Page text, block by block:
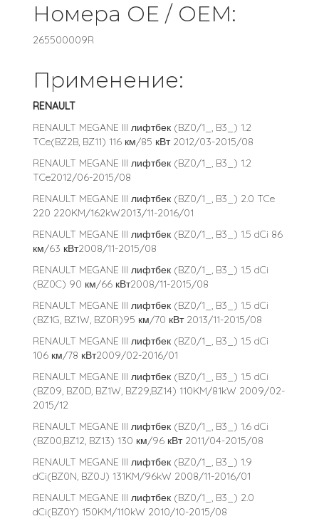
Номера OE / OEM:
265500009R
Применение:
RENAULT
RENAULT MEGANE III лифтбек (BZ0/1_, B3_) 1.2
TCe(BZ2B, BZ11) 116 км/85 кВт 2012/03-2015/08
RENAULT MEGANE III лифтбек (BZ0/1_, B3_) 1.2
TCe2012/06-2015/08
RENAULT MEGANE III лифтбек (BZ0/1_, B3_) 2.0 TCe
220 220KM/162kW2013/11-2016/01
RENAULT MEGANE III лифтбек (BZ0/1_, B3_) 1.5 dCi 86
км/63 кВт2008/11-2015/08
RENAULT MEGANE III лифтбек (BZ0/1_, B3_) 1.5 dCi
(BZ0C) 90 км/66 кВт2008/11-2015/08
RENAULT MEGANE III лифтбек (BZ0/1_, B3_) 1.5 dCi
(BZ1G, BZ1W, BZ0R)95 км/70 кВт 2013/11-2015/08
RENAULT MEGANE III лифтбек (BZ0/1_, B3_) 1.5 dCi
106 км/78 кВт2009/02-2016/01
RENAULT MEGANE III лифтбек (BZ0/1_, B3_) 1.5 dCi
(BZ09, BZ0D, BZ1W, BZ29,BZ14) 110KM/81kW 2009/02-
2015/12
RENAULT MEGANE III лифтбек (BZ0/1_, B3_) 1.6 dCi
(BZ00,BZ12, BZ13) 130 км/96 кВт 2011/04-2015/08
RENAULT MEGANE III лифтбек (BZ0/1_, B3_) 1.9
dCi(BZ0N, BZ0J) 131KM/96kW 2008/11-2016/01
RENAULT MEGANE III лифтбек (BZ0/1_, B3_) 2.0
dCi(BZ0Y) 150KM/110kW 2010/10-2015/08